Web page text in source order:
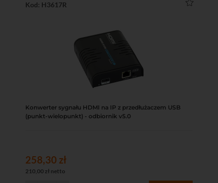
Kod: H3617R
Konwerter sygnału HDMI na IP z przedłużaczem USB
(punkt-wielopunkt) - odbiornik v5.0
258,30 zł
210,00 zł netto